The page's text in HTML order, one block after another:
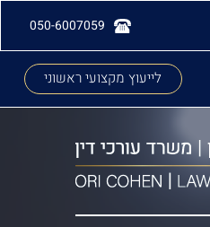
050-6007059
לייעוץ מקצועי ראשוני